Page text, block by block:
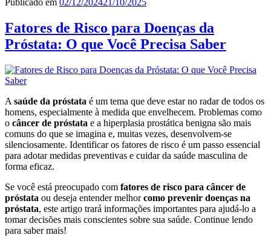
Fatores de Risco para Doenças da
Próstata: O que Você Precisa Saber
A saúde da próstata é um tema que deve estar no radar de todos os
homens, especialmente à medida que envelhecem. Problemas como
o câncer de próstata e a hiperplasia prostática benigna são mais
comuns do que se imagina e, muitas vezes, desenvolvem-se
silenciosamente. Identificar os fatores de risco é um passo essencial
para adotar medidas preventivas e cuidar da saúde masculina de
forma eficaz.
Se você está preocupado com fatores de risco para câncer de
próstata ou deseja entender melhorcomo prevenir doenças na
próstata, este artigo trará informações importantes para ajudá-lo a
tomar decisões mais conscientes sobre sua saúde. Continue lendo
para saber mais!